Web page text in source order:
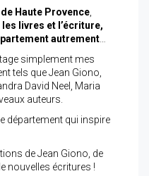
Haute Provence
livres et l’écriture,
autrement
simplement mes
tels que Jean Giono,
David Neel, Maria
auteurs.
département qui inspire
de Jean Giono, de
nouvelles écritures !